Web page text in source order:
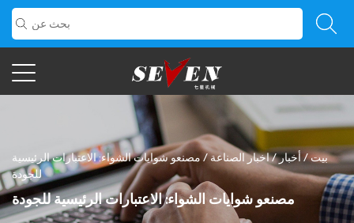
بيت/ أخبار/اخبار الصناعة/ مصنعو شوايات الشواء: الاعتبارات الرئيسية
للجودة
مصنعو شوايات الشواء: الاعتبارات الرئيسية للجودة